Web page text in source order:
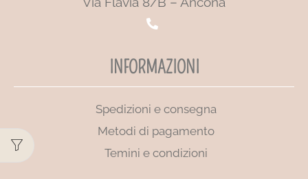
INFORMAZIONI
Spedizioni e consegna
Metodi di pagamento
Temini e condizioni